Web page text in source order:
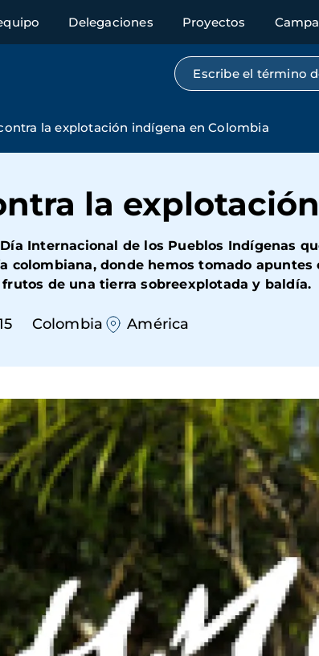
Delegaciones Proyectos
Búsqueda por
la explotación indígena en Colombia
la
Internacional de los Pueblos Indígenas
colombiana, donde hemos tomado
de una tierra sobreexplotada y baldía.
Colombia América